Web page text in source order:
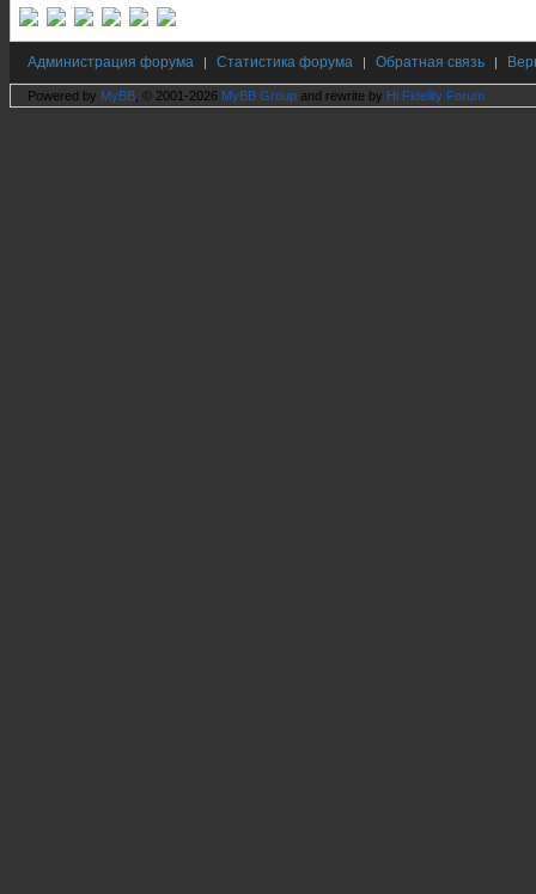
Администрация форума | Статистика форума | Обратная связь |
Powered by MyBB , © 2001-2026 MyBB Group and rewrite by Hi Fidelity Forum